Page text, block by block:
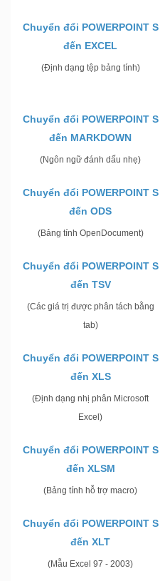
Chuyển đổi POWERPOINT S
đến EXCEL
(Định dạng tệp bảng tính)
Chuyển đổi POWERPOINT S
đến MARKDOWN
(Ngôn ngữ đánh dấu nhẹ)
Chuyển đổi POWERPOINT S
đến ODS
(Bảng tính OpenDocument)
Chuyển đổi POWERPOINT S
đến TSV
(Các giá trị được phân tách bằng
tab)
Chuyển đổi POWERPOINT S
đến XLS
(Định dạng nhị phân Microsoft
Excel)
Chuyển đổi POWERPOINT S
đến XLSM
(Bảng tính hỗ trợ macro)
Chuyển đổi POWERPOINT S
đến XLT
(Mẫu Excel 97 - 2003)